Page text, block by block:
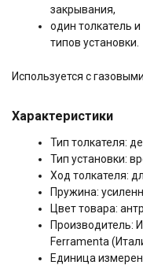
закрывания,
один толкатель
типов установки.
Используется с
Характеристики
Тип толкателя:
Тип установки:
Ход толкателя:
Пружина:
Цвет товара:
Производитель:
Ferramenta
Единица